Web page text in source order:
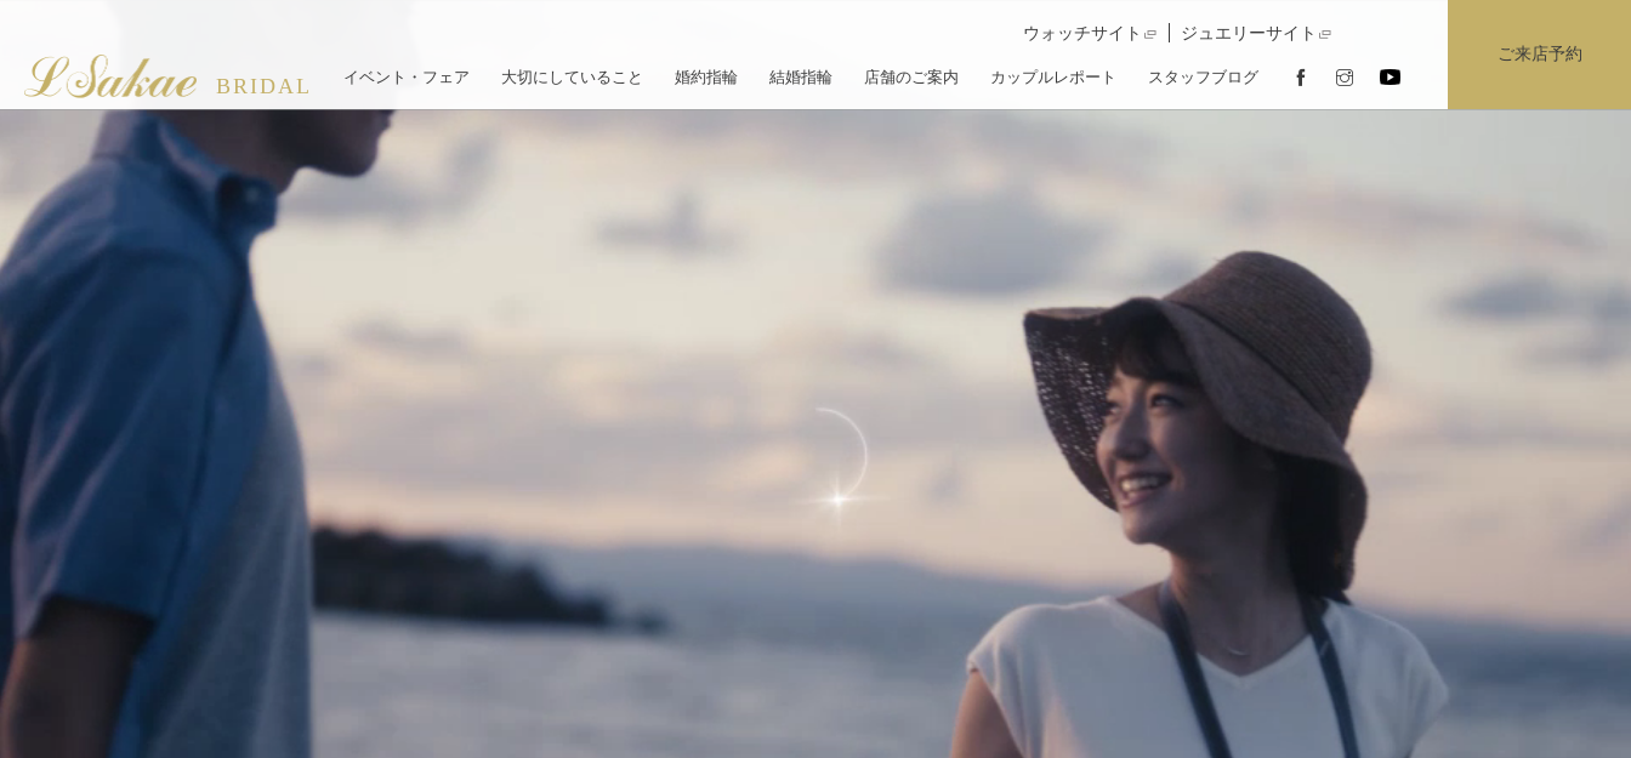
BRIDAL
ウォッチサイト ジュエリーサイト
イベント・フェア 大切にしていること 婚約指輪 結婚指輪 店舗のご案内 カップルレポート スタッフブログ
ご来店予約